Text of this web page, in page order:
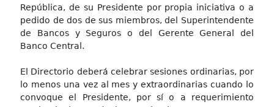
República, de su Presidente por propia iniciativa o a
pedido de dos de sus miembros, del Superintendente
de Bancos y Seguros o del Gerente General del
Banco Central.
El Directorio deberá celebrar sesiones ordinarias, por
lo menos una vez al mes y extraordinarias cuando lo
convoque el Presidente, por sí o a requerimiento